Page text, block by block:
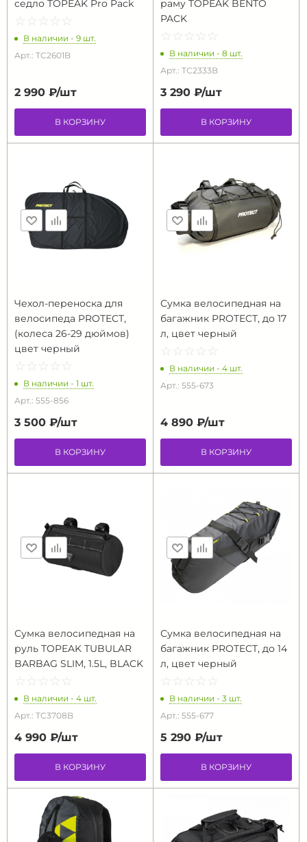
седло TOPEAK Pro Pack
☆ ☆ ☆ ☆ ☆
★ ★ ★ ★ ★
В наличии - 9 шт.
Арт.: TC2601B
2 990 ₽/шт
В КОРЗИНУ
раму TOPEAK BENTO
PACK
☆ ☆ ☆ ☆ ☆
★ ★ ★ ★ ★
В наличии - 8 шт.
Арт.: TC2333B
3 290 ₽/шт
В КОРЗИНУ
Чехол-переноска для
велосипеда PROTECT,
(колеса 26-29 дюймов)
цвет черный
☆ ☆ ☆ ☆ ☆
★ ★ ★ ★ ★
В наличии - 1 шт.
Арт.: 555-856
3 500 ₽/шт
В КОРЗИНУ
Сумка велосипедная на
багажник PROTECT, до 17
л, цвет черный
☆ ☆ ☆ ☆ ☆
★ ★ ★ ★ ★
В наличии - 4 шт.
Арт.: 555-673
4 890 ₽/шт
В КОРЗИНУ
Сумка велосипедная на
руль TOPEAK TUBULAR
BARBAG SLIM, 1.5L, BLACK
☆ ☆ ☆ ☆ ☆
★ ★ ★ ★ ★
В наличии - 4 шт.
Арт.: TC3708B
4 990 ₽/шт
В КОРЗИНУ
Сумка велосипедная на
багажник PROTECT, до 14
л, цвет черный
☆ ☆ ☆ ☆ ☆
★ ★ ★ ★ ★
В наличии - 3 шт.
Арт.: 555-677
5 290 ₽/шт
В КОРЗИНУ